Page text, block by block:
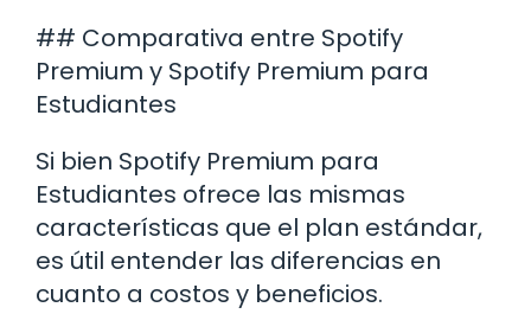
## Comparativa entre Spotify
Premium y Spotify Premium para
Estudiantes
Si bien Spotify Premium para
Estudiantes ofrece las mismas
características que el plan estándar,
es útil entender las diferencias en
cuanto a costos y beneficios.